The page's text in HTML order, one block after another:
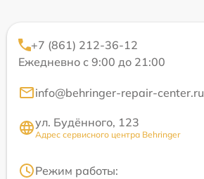
+7 (861) 212-36-12
Ежедневно с 9:00 до 21:00
info@behringer-repair-center.ru
ул. Будённого, 123
Адрес сервисного центра Behringer
Режим работы: